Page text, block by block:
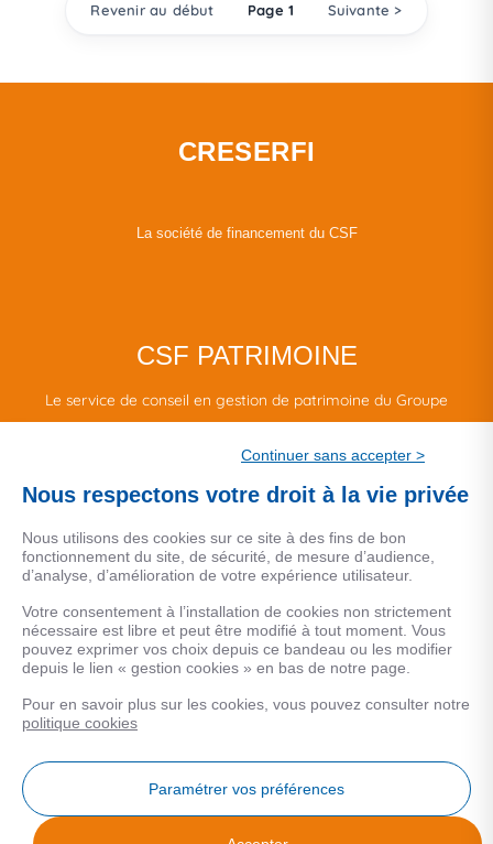
Revenir au début Page 1 Suivante >
CRESERFI
La société de financement du CSF
CSF PATRIMOINE
Le service de conseil en gestion de patrimoine du Groupe
MENTIONS LEGALES
Données personnelles
COOKIES
Continuer sans accepter >
Nous respectons votre droit à la vie privée
Nous utilisons des cookies sur ce site à des fins de bon
fonctionnement du site, de sécurité, de mesure d’audience,
d’analyse, d’amélioration de votre expérience utilisateur.
Votre consentement à l’installation de cookies non strictement
nécessaire est libre et peut être modifié à tout moment. Vous
pouvez exprimer vos choix depuis ce bandeau ou les modifier
depuis le lien « gestion cookies » en bas de notre page.
Pour en savoir plus sur les cookies, vous pouvez consulter notre
politique cookies
Paramétrer vos préférences